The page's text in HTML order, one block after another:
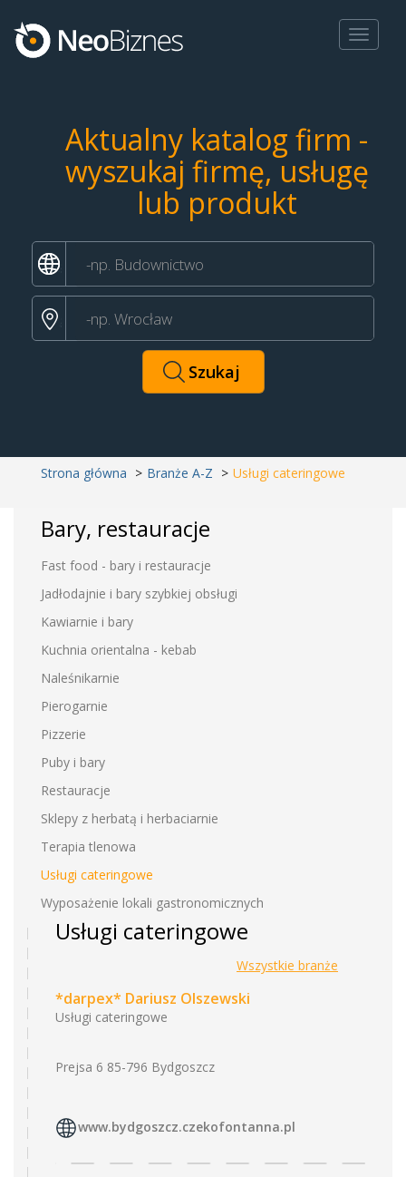
Toggle
Aktualny katalog firm -
wyszukaj firmę, usługę
lub produkt
Strona główna Branże A-Z Usługi cateringowe
Bary, restauracje
Fast food - bary i restauracje
Jadłodajnie i bary szybkiej obsługi
Kawiarnie i bary
Kuchnia orientalna - kebab
Naleśnikarnie
Pierogarnie
Pizzerie
Puby i bary
Restauracje
Sklepy z herbatą i herbaciarnie
Terapia tlenowa
Usługi cateringowe
Wyposażenie lokali gastronomicznych
Usługi cateringowe
Wszystkie branże
*darpex* Dariusz Olszewski
Usługi cateringowe
Prejsa 6 85-796 Bydgoszcz
www.bydgoszcz.czekofontanna.pl